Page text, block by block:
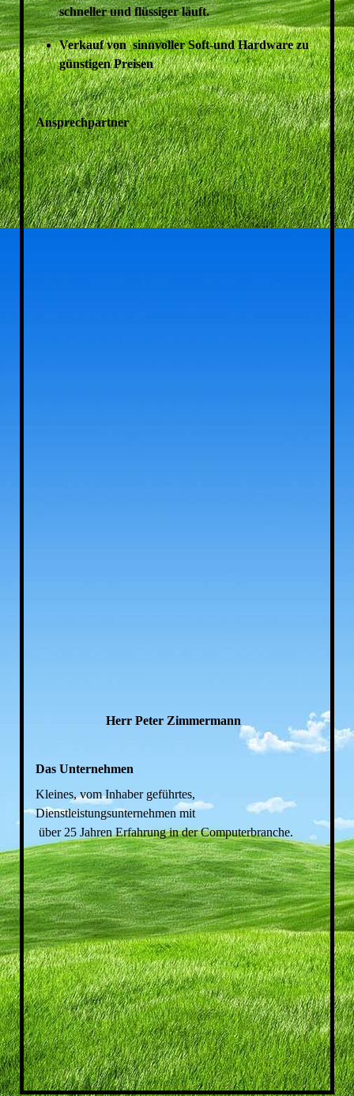
schneller und flüssiger läuft.
Verkauf von sinnvoller Soft-und Hardware zu
günstigen Preisen
Ansprechpartner
Herr Peter Zimmermann
Das Unternehmen
Kleines, vom Inhaber geführtes,
Dienstleistungsunternehmen mit
über 25 Jahren Erfahrung in der Computerbranche.